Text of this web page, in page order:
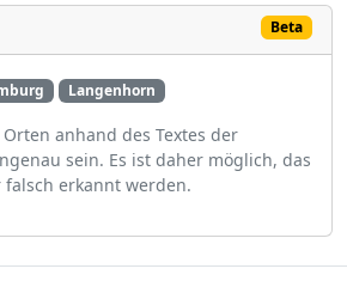
Beta
Langenhorn
anhand des Textes der
sein. Es ist daher möglich, das
erkannt werden.